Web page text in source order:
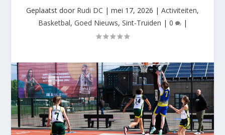
Geplaatst door Rudi DC | mei 17, 2026 | Activiteiten,
Basketbal, Goed Nieuws, Sint-Truiden | 0 |